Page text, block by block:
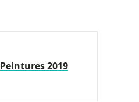
Peintures 2019